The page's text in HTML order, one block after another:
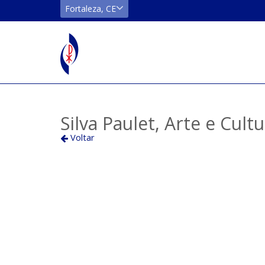
CE
Fortaleza
Fortaleza, CE
Localizar
Silva Paulet, Arte e
Voltar